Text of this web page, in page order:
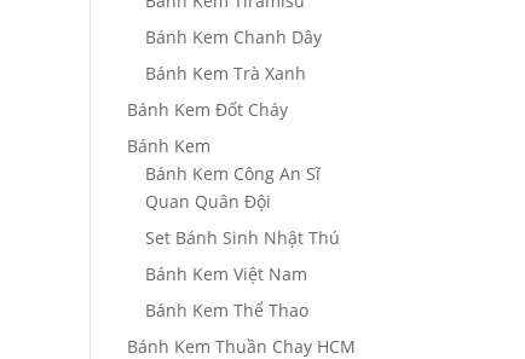
Bánh Kem Chanh Dây
Bánh Kem Trà Xanh
Bánh Kem Đốt Cháy
Bánh Kem
Bánh Kem Công An Sĩ
Quan Quân Đội
Set Bánh Sinh Nhật Thú
Bánh Kem Việt Nam
Bánh Kem Thể Thao
Bánh Kem Thuần Chay HCM